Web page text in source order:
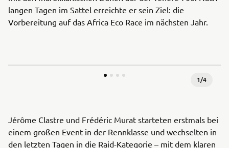
langen Tagen im Sattel erreichte er sein Ziel: die
Vorbereitung auf das Africa Eco Race im nächsten Jahr.
1/4
Jérôme Clastre und Frédéric Murat starteten erstmals bei
einem großen Event in der Rennklasse und wechselten in
den letzten Tagen in die Raid-Kategorie – mit dem klaren